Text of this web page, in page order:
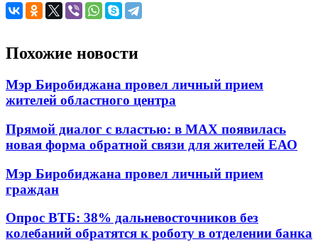
Похожие новости
Мэр Биробиджана провел личный прием
жителей областного центра
Прямой диалог с властью: в MAX появилась
новая форма обратной связи для жителей ЕАО
Мэр Биробиджана провел личный прием
граждан
Опрос ВТБ: 38% дальневосточников без
колебаний обратятся к роботу в отделении банка